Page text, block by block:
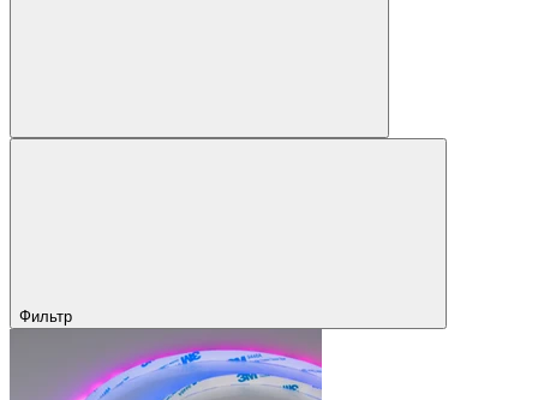
Фильтр